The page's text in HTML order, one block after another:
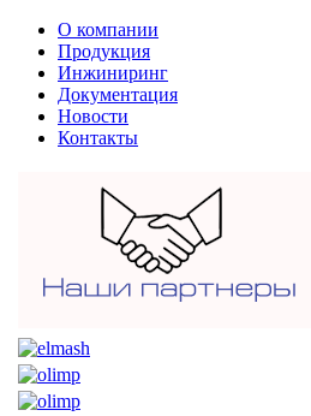
О компании
Продукция
Инжиниринг
Документация
Новости
Контакты